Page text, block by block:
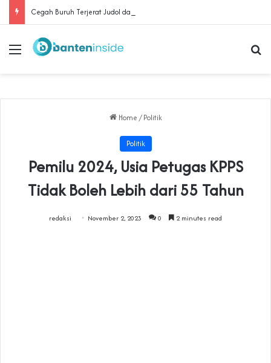
Menu
Home / Politik
Politik
Pemilu 2024, Usia Petugas KPPS
Tidak Boleh Lebih dari 55 Tahun
redaksi November 2, 2023 0 2 minutes read